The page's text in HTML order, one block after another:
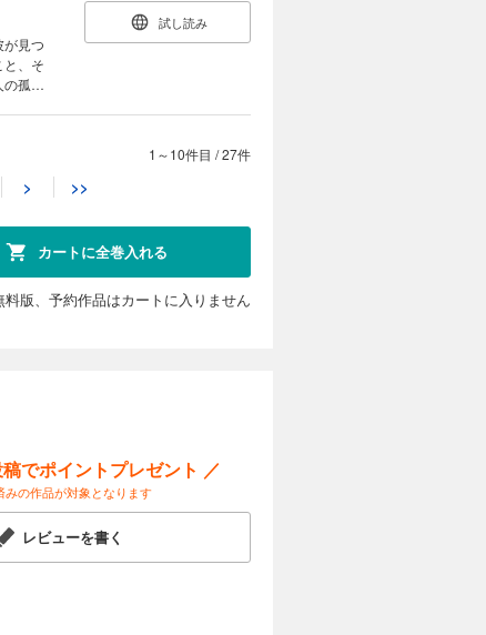
が見つ
、そ
孤独
試し読み
が曖昧
けられ
カートに入れる
。家
ない方
経験
高齢
1～10件目 /27件
> >>
カートに全巻入れる
版、予約作品はカートに入りません
でポイントプレゼント ／
みの作品が対象となります
レビューを書く